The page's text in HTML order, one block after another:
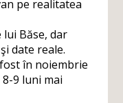
pe realitatea
lui Băse, dar
date reale.
în noiembrie
8-9 luni mai